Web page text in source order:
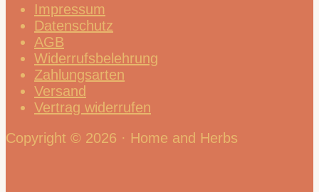
Impressum
Datenschutz
AGB
Widerrufsbelehrung
Zahlungsarten
Versand
Vertrag widerrufen
Copyright © 2026 · Home and Herbs